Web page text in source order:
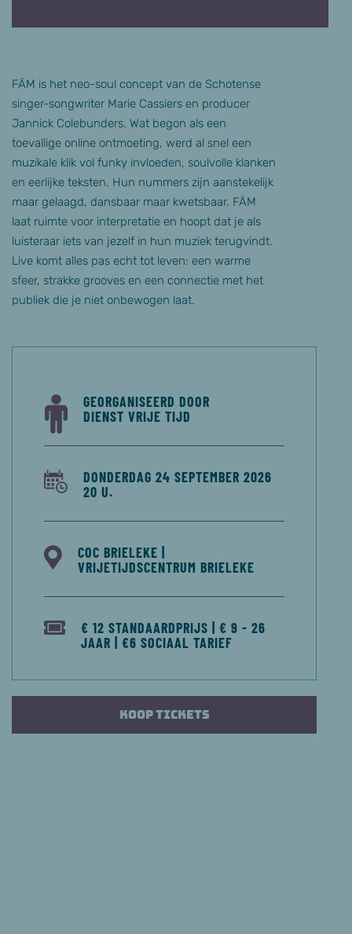
FÄM is het neo-soul concept van de Schotense
singer-songwriter Marie Cassiers en producer
Jannick Colebunders. Wat begon als een
toevallige online ontmoeting, werd al snel een
muzikale klik vol funky invloeden, soulvolle klanken
en eerlijke teksten. Hun nummers zijn aanstekelijk
maar gelaagd, dansbaar maar kwetsbaar. FÄM
laat ruimte voor interpretatie en hoopt dat je als
luisteraar iets van jezelf in hun muziek terugvindt.
Live komt alles pas echt tot leven: een warme
sfeer, strakke grooves en een connectie met het
publiek die je niet onbewogen laat.
GEORGANISEERD DOOR
DIENST VRIJE TIJD
DONDERDAG 24 SEPTEMBER 2026
20 U.
COC BRIELEKE |
VRIJETIJDSCENTRUM BRIELEKE
€ 12 STANDAARDPRIJS | € 9 - 26
JAAR | €6 SOCIAAL TARIEF
Koop tickets